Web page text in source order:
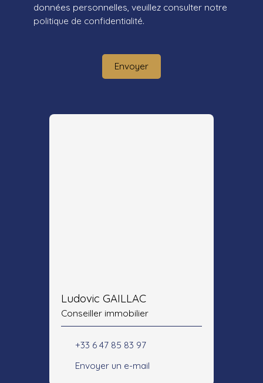
données personnelles, veuillez consulter notre
politique de confidentialité.
Envoyer
Ludovic GAILLAC
Conseiller immobilier
+33 6 47 85 83 97
Envoyer un e-mail